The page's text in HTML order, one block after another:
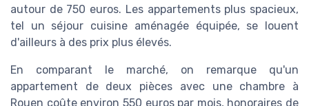
autour de 750 euros. Les appartements plus spacieux,
tel un séjour cuisine aménagée équipée, se louent
d'ailleurs à des prix plus élevés.
En comparant le marché, on remarque qu'un
appartement de deux pièces avec une chambre à
Rouen coûte environ 550 euros par mois, honoraires de